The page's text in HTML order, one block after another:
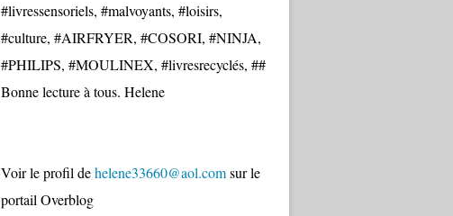
#livressensoriels, #malvoyants, #loisirs,
#culture, #AIRFRYER, #COSORI, #NINJA,
#PHILIPS, #MOULINEX, #livresrecyclés, ##
Bonne lecture à tous. Helene
Voir le profil dehelene33660@aol.comsur le
portail Overblog